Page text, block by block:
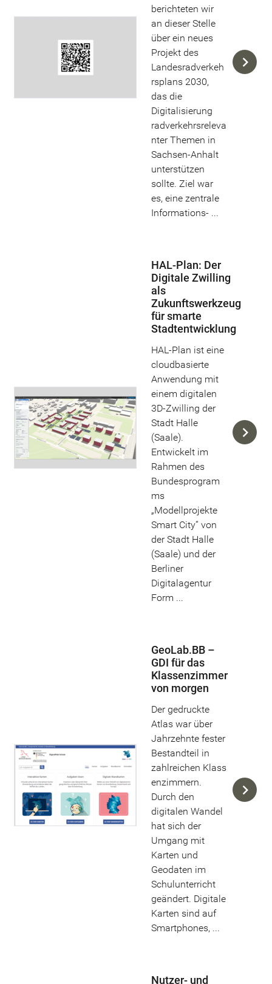
berichteten wir
an dieser Stelle
über ein neues
Projekt des
Landesradverkeh
rsplans 2030,
das die
Digitalisierung
radverkehrsreleva
nter Themen in
Sachsen-Anhalt
unterstützen
sollte. Ziel war
es, eine zentrale
Informations- ...
HAL-Plan: Der
Digitale Zwilling
als
Zukunftswerkzeug
für smarte
Stadtentwicklung
HAL-Plan ist eine
cloudbasierte
Anwendung mit
einem digitalen
3D-Zwilling der
Stadt Halle
(Saale).
Entwickelt im
Rahmen des
Bundesprogram
ms
„Modellprojekte
Smart City“ von
der Stadt Halle
(Saale) und der
Berliner
Digitalagentur
Form ...
GeoLab.BB –
GDI für das
Klassenzimmer
von morgen
Der gedruckte
Atlas war über
Jahrzehnte fester
Bestandteil in
zahlreichen Klass
enzimmern.
Durch den
digitalen Wandel
hat sich der
Umgang mit
Karten und
Geodaten im
Schulunterricht
geändert. Digitale
Karten sind auf
Smartphones, ...
Nutzer- und